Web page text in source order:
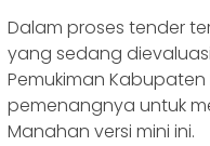
Dalam proses tender
yang sedang
Pemukiman
pemenangnya untuk
Manahan versi mini ini.